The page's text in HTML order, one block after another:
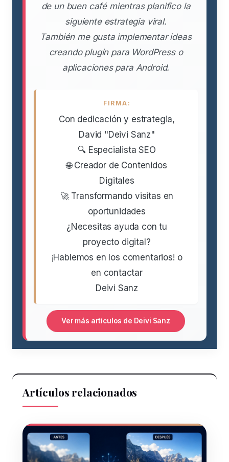
de un buen café mientras planifico la
siguiente estrategia viral.
También me gusta implementar ideas
creando plugin para WordPress o
aplicaciones para Android.
FIRMA:
Con dedicación y estrategia,
David "Deivi Sanz"
🔍 Especialista SEO
🌐 Creador de Contenidos
Digitales
🚀 Transformando visitas en
oportunidades
¿Necesitas ayuda con tu
proyecto digital?
¡Hablemos en los comentarios! o
en contactar
Deivi Sanz
Ver más artículos de Deivi Sanz
Artículos relacionados